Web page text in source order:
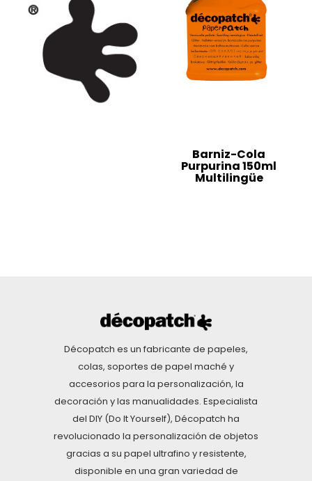
Barniz-Cola
Purpurina 150ml
Multilingüe
Décopatch es un fabricante de papeles,
colas, soportes de papel maché y
accesorios para la personalización, la
decoración y las manualidades. Especialista
del DIY (Do It Yourself), Décopatch ha
revolucionado la personalización de objetos
gracias a su papel ultrafino y resistente,
disponible en una gran variedad de